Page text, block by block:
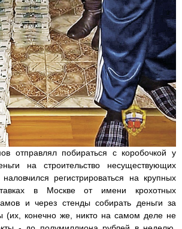
отправлял побираться с коробочкой у
на строительство несуществующих
регистрироваться на крупных
в Москве от имени крохотных
и через стенды собирать деньги за
(их, конечно же, никто на самом деле не